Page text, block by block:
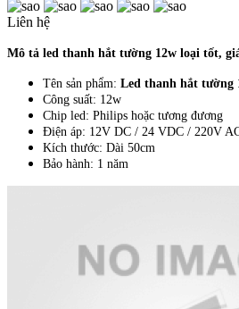
Liên hệ
Mô tả led thanh hắt tường 12w loại tốt,
Tên sản phẩm: Led thanh hắt tường
Công suất: 12w
Chip led: Philips hoặc tương đương
Điện áp: 12V DC / 24 VDC / 220V
Kích thước: Dài 50cm
Bảo hành: 1 năm